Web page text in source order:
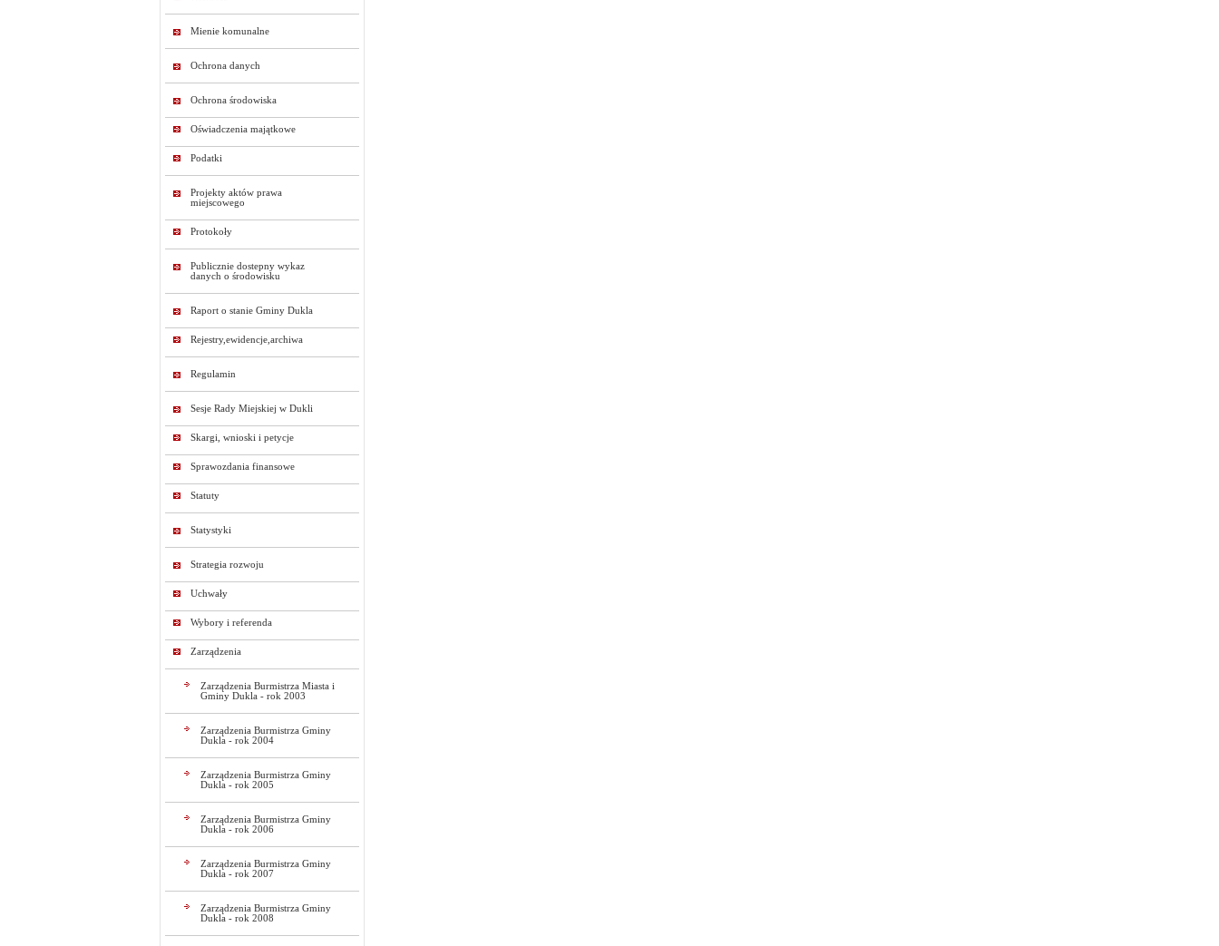
Mienie komunalne
Ochrona danych
Ochrona środowiska
Oświadczenia majątkowe
Podatki
Projekty aktów prawa
miejscowego
Protokoły
Publicznie dostepny wykaz
danych o środowisku
Raport o stanie Gminy Dukla
Rejestry,ewidencje,archiwa
Regulamin
Sesje Rady Miejskiej w Dukli
Skargi, wnioski i petycje
Sprawozdania finansowe
Statuty
Statystyki
Strategia rozwoju
Uchwały
Wybory i referenda
Zarządzenia
Zarządzenia Burmistrza Miasta i
Gminy Dukla - rok 2003
Zarządzenia Burmistrza Gminy
Dukla - rok 2004
Zarządzenia Burmistrza Gminy
Dukla - rok 2005
Zarządzenia Burmistrza Gminy
Dukla - rok 2006
Zarządzenia Burmistrza Gminy
Dukla - rok 2007
Zarządzenia Burmistrza Gminy
Dukla - rok 2008